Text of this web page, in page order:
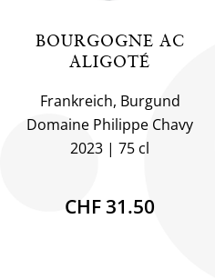
BOURGOGNE AC
ALIGOTÉ
Frankreich, Burgund
Domaine Philippe Chavy
2023
75 cl
CHF 31.50